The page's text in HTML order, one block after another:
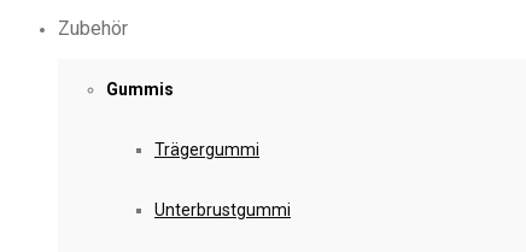
Zubehör
Gummis
Trägergummi
Unterbrustgummi